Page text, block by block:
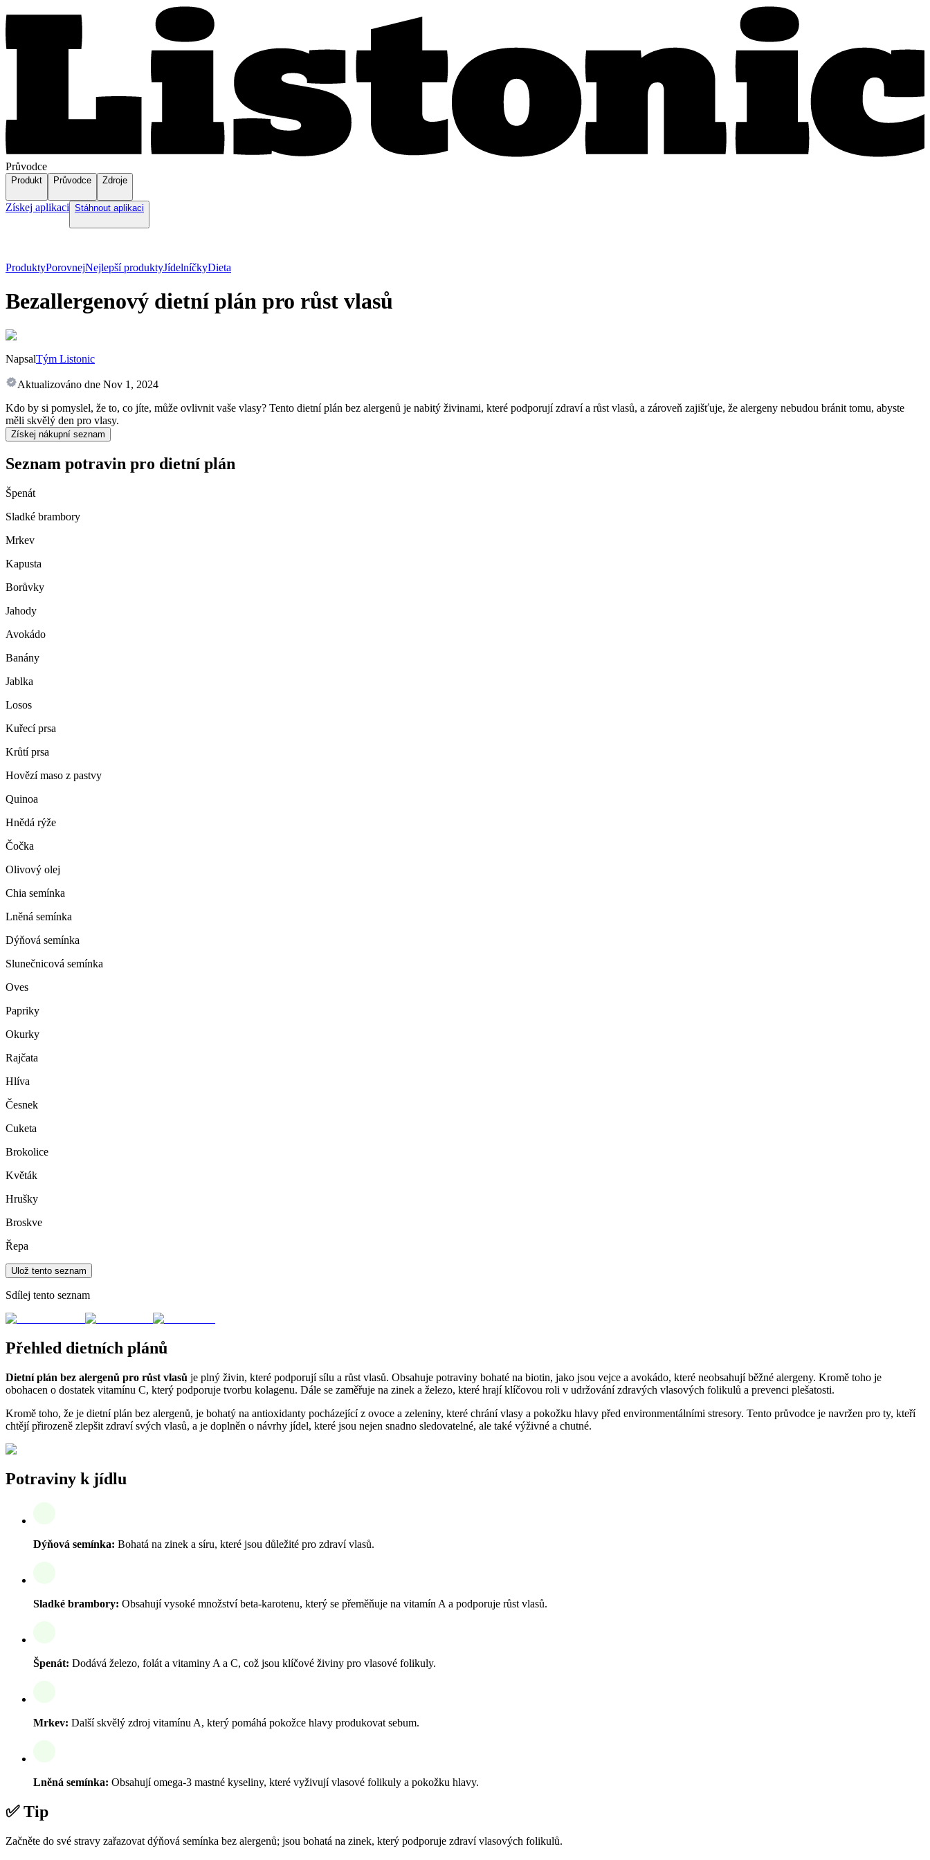
Průvodce
Produkt Průvodce Zdroje
Získej aplikaci Stáhnout aplikaci
ProduktyPorovnejNejlepší produktyJídelníčkyDieta
Bezallergenový dietní plán pro růst vlasů
NapsalTým Listonic
Aktualizováno dne Nov 1, 2024
Kdo by si pomyslel, že to, co jíte, může ovlivnit vaše vlasy? Tento dietní plán bez alergenů je nabitý živinami, které podporují zdraví a růst vlasů, a zároveň zajišťuje, že alergeny nebudou bránit tomu, abyste
měli skvělý den pro vlasy.
Získej nákupní seznam
Seznam potravin pro dietní plán
Špenát
Sladké brambory
Mrkev
Kapusta
Borůvky
Jahody
Avokádo
Banány
Jablka
Losos
Kuřecí prsa
Krůtí prsa
Hovězí maso z pastvy
Quinoa
Hnědá rýže
Čočka
Olivový olej
Chia semínka
Lněná semínka
Dýňová semínka
Slunečnicová semínka
Oves
Papriky
Okurky
Rajčata
Hlíva
Česnek
Cuketa
Brokolice
Květák
Hrušky
Broskve
Řepa
Ulož tento seznam
Sdílej tento seznam
Přehled dietních plánů
Dietní plán bez alergenů pro růst vlasů je plný živin, které podporují sílu a růst vlasů. Obsahuje potraviny bohaté na biotin, jako jsou vejce a avokádo, které neobsahují běžné alergeny. Kromě toho je
obohacen o dostatek vitamínu C, který podporuje tvorbu kolagenu. Dále se zaměřuje na zinek a železo, které hrají klíčovou roli v udržování zdravých vlasových folikulů a prevenci plešatosti.
Kromě toho, že je dietní plán bez alergenů, je bohatý na antioxidanty pocházející z ovoce a zeleniny, které chrání vlasy a pokožku hlavy před environmentálními stresory. Tento průvodce je navržen pro ty, kteří
chtějí přirozeně zlepšit zdraví svých vlasů, a je doplněn o návrhy jídel, které jsou nejen snadno sledovatelné, ale také výživné a chutné.
Potraviny k jídlu
Dýňová semínka: Bohatá na zinek a síru, které jsou důležité pro zdraví vlasů.
Sladké brambory: Obsahují vysoké množství beta-karotenu, který se přeměňuje na vitamín A a podporuje růst vlasů.
Špenát: Dodává železo, folát a vitaminy A a C, což jsou klíčové živiny pro vlasové folikuly.
Mrkev: Další skvělý zdroj vitamínu A, který pomáhá pokožce hlavy produkovat sebum.
Lněná semínka: Obsahují omega-3 mastné kyseliny, které vyživují vlasové folikuly a pokožku hlavy.
✅ Tip
Začněte do své stravy zařazovat dýňová semínka bez alergenů; jsou bohatá na zinek, který podporuje zdraví vlasových folikulů.